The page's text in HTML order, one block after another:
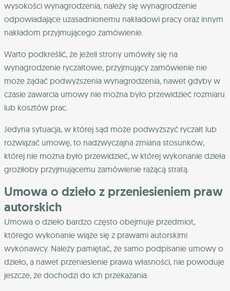
wysokości wynagrodzenia, należy się wynagrodzenie
odpowiadające uzasadnionemu nakładowi pracy oraz innym
nakładom przyjmującego zamówienie.
Warto podkreślić, że jeżeli strony umówiły się na
wynagrodzenie ryczałtowe, przyjmujący zamówienie nie
może żądać podwyższenia wynagrodzenia, nawet gdyby w
czasie zawarcia umowy nie można było przewidzieć rozmiaru
lub kosztów prac.
Jedyna sytuacja, w której sąd może podwyższyć ryczałt lub
rozwiązać umowę, to nadzwyczajna zmiana stosunków,
której nie można było przewidzieć, w której wykonanie dzieła
groziłoby przyjmującemu zamówienie rażącą stratą.
Umowa o dzieło z przeniesieniem praw
autorskich
Umowa o dzieło bardzo często obejmuje przedmiot,
którego wykonanie wiąże się z prawami autorskimi
wykonawcy. Należy pamiętać, że samo podpisanie umowy o
dzieło, a nawet przeniesienie prawa własności, nie powoduje
jeszcze, że dochodzi do ich przekazania.